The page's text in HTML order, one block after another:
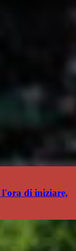
di iniziare,